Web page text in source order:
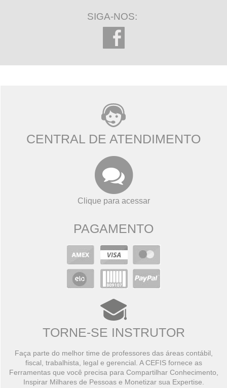
SIGA-NOS:
CENTRAL DE ATENDIMENTO
Clique para acessar
PAGAMENTO
TORNE-SE INSTRUTOR
Faça parte do melhor time de professores das áreas contábil,
fiscal, trabalhista, legal e gerencial. A CEFIS fornece as
Ferramentas que você precisa para Compartilhar Conhecimento,
Inspirar Milhares de Pessoas e Monetizar sua Expertise.